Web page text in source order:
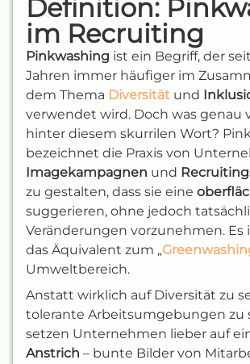
Definition:
im Recruiting
Pinkwashing ist ein Begriff, der
Jahren immer häufiger im
dem Thema Diversität und
verwendet wird. Doch was genau
hinter diesem skurrilen Wort?
bezeichnet die Praxis von
Imagekampagnen und
zu gestalten, dass sie eine
suggerieren, ohne jedoch
Veränderungen vorzunehmen. Es
das Äquivalent zum „
Umweltbereich.
Anstatt wirklich auf Diversität zu
tolerante Arbeitsumgebungen zu
setzen Unternehmen lieber auf
Anstrich – bunte Bilder von